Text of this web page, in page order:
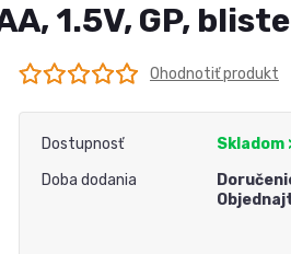
1.5V, GP,
Ohodnotiť produkt
Dostupnosť
Skladom
Doba dodania